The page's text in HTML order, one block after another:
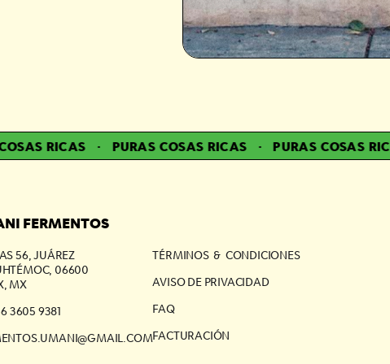
RICAS · PURAS COSAS RICAS · PURAS COSAS RICAS
FERMENTOS
56, JUÁREZ
06600
MX
3605 9381
TÉRMINOS & CONDICIONES
AVISO DE PRIVACIDAD
FAQ
FACTURACIÓN